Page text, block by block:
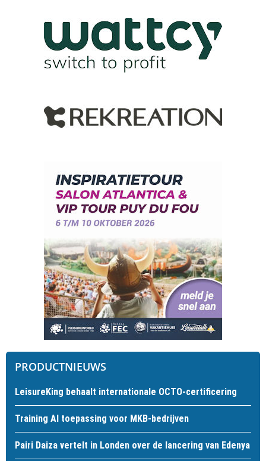
PRODUCTNIEUWS
LeisureKing behaalt internationale OCTO-certificering
Training AI toepassing voor MKB-bedrijven
Pairi Daiza vertelt in Londen over de lancering van Edenya